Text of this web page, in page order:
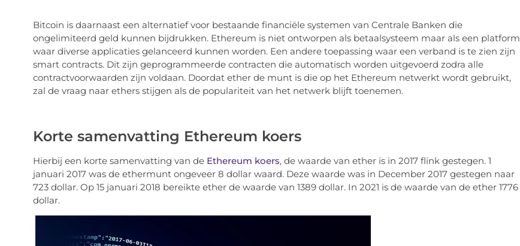
Bitcoin is daarnaast een alternatief voor bestaande financiële systemen van Centrale Banken die
ongelimiteerd geld kunnen bijdrukken. Ethereum is niet ontworpen als betaalsysteem maar als een platform
waar diverse applicaties gelanceerd kunnen worden. Een andere toepassing waar een verband is te zien zijn
smart contracts. Dit zijn geprogrammeerde contracten die automatisch worden uitgevoerd zodra alle
contractvoorwaarden zijn voldaan. Doordat ether de munt is die op het Ethereum netwerkt wordt gebruikt,
zal de vraag naar ethers stijgen als de populariteit van het netwerk blijft toenemen.
Korte samenvatting Ethereum koers
Hierbij een korte samenvatting van de Ethereum koers, de waarde van ether is in 2017 flink gestegen. 1
januari 2017 was de ethermunt ongeveer 8 dollar waard. Deze waarde was in December 2017 gestegen naar
723 dollar. Op 15 januari 2018 bereikte ether de waarde van 1389 dollar. In 2021 is de waarde van de ether 1776
dollar.